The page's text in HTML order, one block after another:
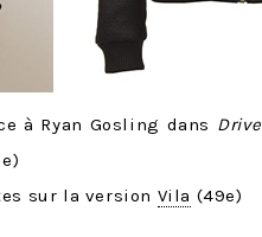
à Ryan Gosling dans Drive
sur la version Vila (49e)